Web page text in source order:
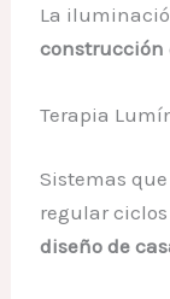
La
construcción
Terapia
Sistemas
regular
diseño de